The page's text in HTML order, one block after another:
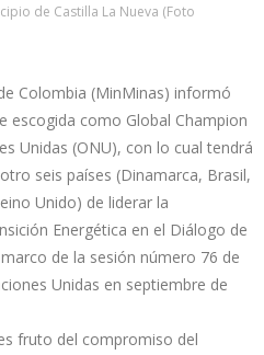
de Castilla La Nueva (Foto
Colombia (MinMinas) informó
escogida como Global Champion
Unidas (ONU), con lo cual tendrá
seis países (Dinamarca, Brasil,
Unido) de liderar la
Energética en el Diálogo de
de la sesión número 76 de
Unidas en septiembre de
fruto del compromiso del